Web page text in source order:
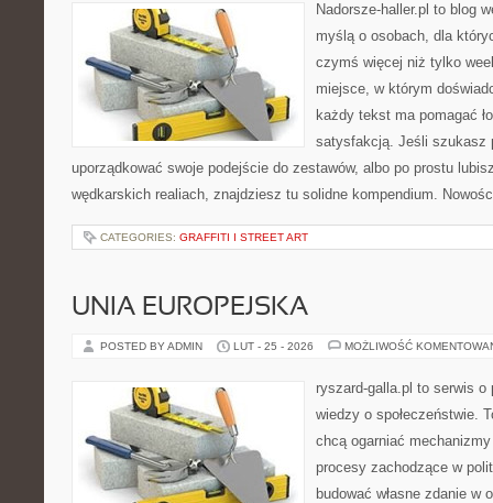
Nadorsze-haller.pl to blog
myślą o osobach, dla
czymś więcej niż tylko
miejsce, w którym
każdy tekst ma pomagać
satysfakcją. Jeśli szukasz
uporządkować swoje podejście do zestawów, albo po prostu
wędkarskich realiach, znajdziesz tu solidne kompendium.
CATEGORIES: GRAFFITI I STREET ART
UNIA EUROPEJSKA
POSTED BY ADMIN LUT - 25 - 2026 MOŻLIWOŚĆ
ryszard-galla.pl to serwis
wiedzy o społeczeństwie.
chcą ogarniać
procesy zachodzące w
budować własne zdanie